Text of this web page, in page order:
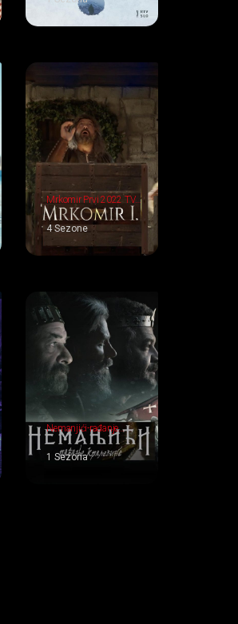
Mrkomir Prvi 2022 TV
Serija
4 Sezone
Nemanjići-rađanje
kraljevine 2018 TV
Serija
1 Sezona